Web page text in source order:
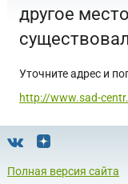
другое
Уточните адрес и
http://www.sad-
Полная версия сайта